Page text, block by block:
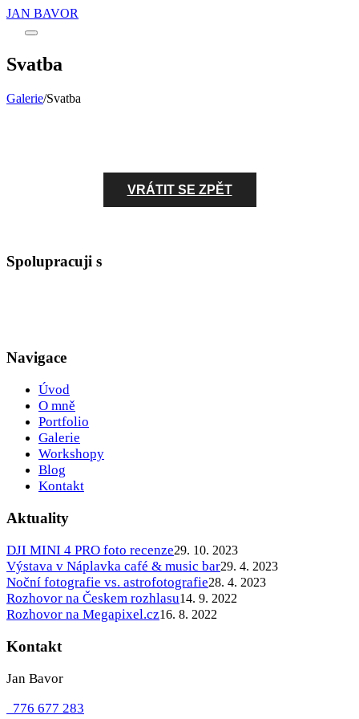
JAN BAVOR
Main
Svatba
Galerie/Svatba
VRÁTIT SE ZPĚT
Spolupracuji s
Navigace
Úvod
O mně
Portfolio
Galerie
Workshopy
Blog
Kontakt
Aktuality
DJI MINI 4 PRO foto recenze29. 10. 2023
Výstava v Náplavka café & music bar29. 4. 2023
Noční fotografie vs. astrofotografie28. 4. 2023
Rozhovor na Českem rozhlasu14. 9. 2022
Rozhovor na Megapixel.cz16. 8. 2022
Kontakt
Jan Bavor
776 677 283